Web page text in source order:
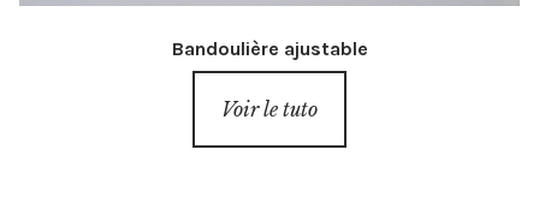
Bandoulière ajustable
Voir le tuto